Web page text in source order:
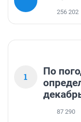
256 202
1
По
87 290